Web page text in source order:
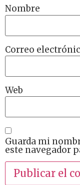
Nombre
Correo
Web
Guarda mi
este navegador